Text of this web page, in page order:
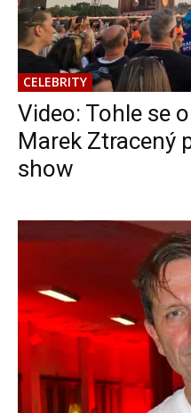
CELEBRITY
Video: Tohle se
Marek Ztracený
show